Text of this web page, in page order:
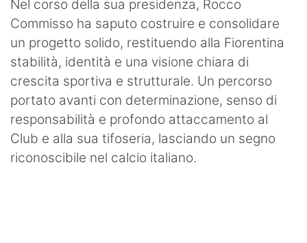
Nel corso della sua presidenza, Rocco
Commisso ha saputo costruire e consolidare
un progetto solido, restituendo alla Fiorentina
stabilità, identità e una visione chiara di
crescita sportiva e strutturale. Un percorso
portato avanti con determinazione, senso di
responsabilità e profondo attaccamento al
Club e alla sua tifoseria, lasciando un segno
riconoscibile nel calcio italiano.